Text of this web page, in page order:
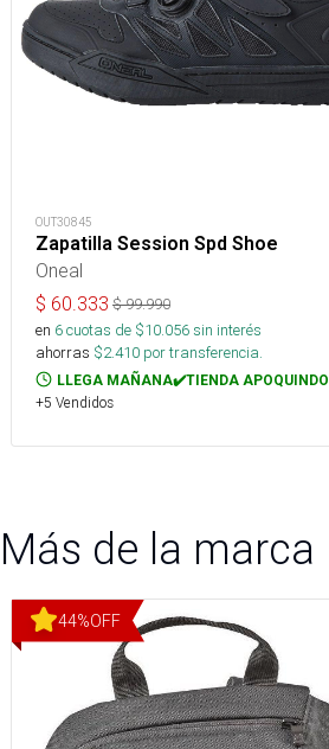
OUT30845
Zapatilla Session Spd Shoe
Oneal
$ 60.333 $99.990
en 6cuotas de $10.056sin interés
ahorras $2.410 por transferencia.
LLEGA MAÑANA✔️TIENDA APOQUINDO
+5 Vendidos
Más de la marca
44%OFF